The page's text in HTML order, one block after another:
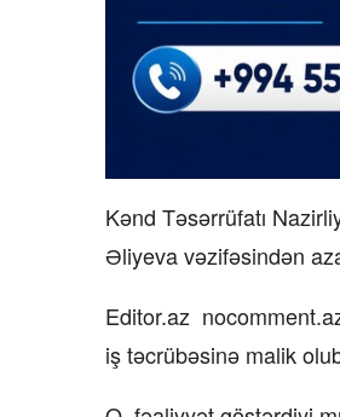
Kənd Təsərrüfatı
Əliyeva vəzifəsindən
Editor.az
iş təcrübəsinə malik